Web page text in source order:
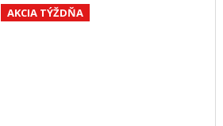
AKCIA TÝŽDŇA